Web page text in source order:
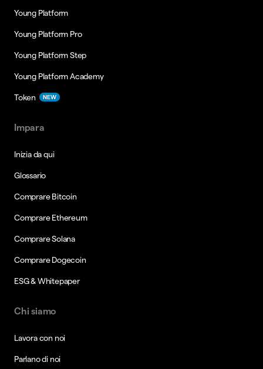
Young Platform
Young Platform Pro
Young Platform Step
Young Platform Academy
Token NEW
Impara
Inizia da qui
Glossario
Comprare Bitcoin
Comprare Ethereum
Comprare Solana
Comprare Dogecoin
ESG & Whitepaper
Chi siamo
Lavora con noi
Parlano di noi